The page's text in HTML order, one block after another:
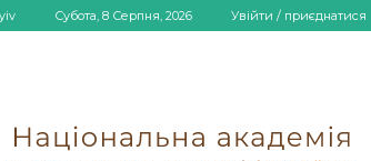
Субота, 8 Серпня, 2026 Увійти / приєднатися